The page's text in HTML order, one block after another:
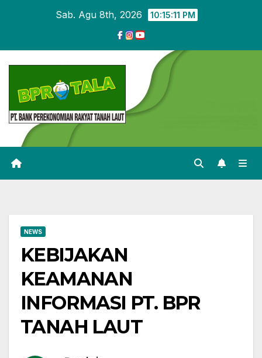
Sab. Agu 8th, 2026 10:15:12 PM
NEWS
KEBIJAKAN
KEAMANAN
INFORMASI PT. BPR
TANAH LAUT